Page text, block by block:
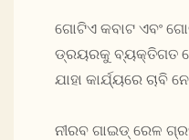
ଗୋଟିଏ କବାଟ ଏବଂ
ଡ୍ରୟରକୁ ବ୍ୟକ୍ତିଗତ
ଯାହା କାର୍ଯ୍ୟରେ ଚାବି
ନୀରବ ଗାଇଡ୍ ରେଳ